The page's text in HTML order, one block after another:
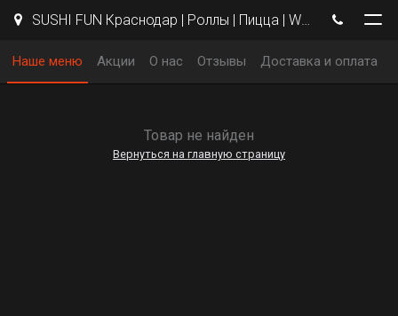
SUSHI FUN Краснодар | Роллы | Пицца | WOK
Наше меню Акции О нас Отзывы Доставка и оплата
Товар не найден
Вернуться на главную страницу